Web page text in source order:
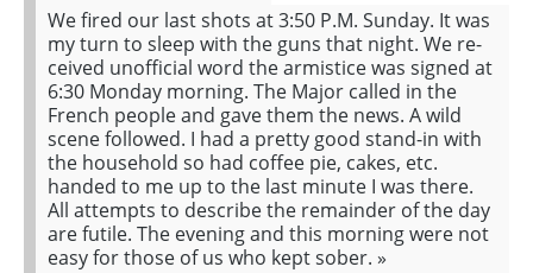
We fired our last shots at 3:50 P.M. Sunday. It was
my turn to sleep with the guns that night. We re-
ceived unofficial word the armistice was signed at
6:30 Monday morning. The Major called in the
French people and gave them the news. A wild
scene followed. I had a pretty good stand-in with
the household so had coffee pie, cakes, etc.
handed to me up to the last minute I was there.
All attempts to describe the remainder of the day
are futile. The evening and this morning were not
easy for those of us who kept sober. »